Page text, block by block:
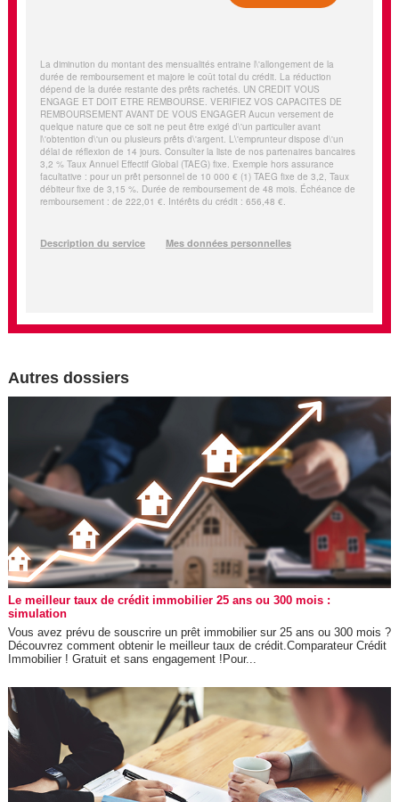
Autres dossiers
Le meilleur taux de crédit immobilier 25 ans ou 300 mois :
simulation
Vous avez prévu de souscrire un prêt immobilier sur 25 ans ou 300 mois ?
Découvrez comment obtenir le meilleur taux de crédit.Comparateur Crédit
Immobilier ! Gratuit et sans engagement !Pour...